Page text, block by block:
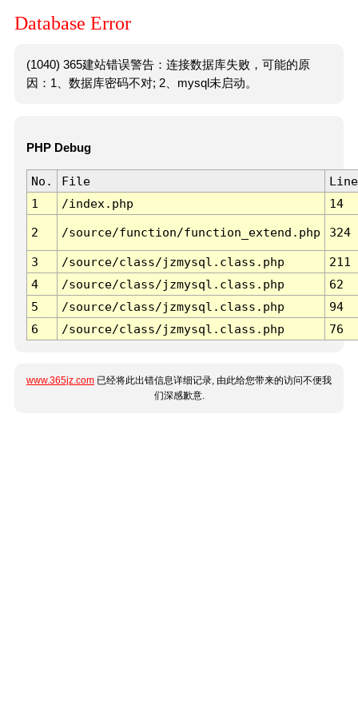
Database Error
(1040) 365建站错误警告：连接数据库失败，可能的原
因：1、数据库密码不对; 2、mysql未启动。
PHP Debug
No. File
Line
1
/index.php 14
2 /source/function/function_extend.php 324
3 /source/class/jzmysql.class.php
211
4
/source/class/jzmysql.class.php
62
5
/source/class/jzmysql.class.php
94
6
/source/class/jzmysql.class.php 76
www.365jz.com 已经将此出错信息详细记录, 由此给您带来的访问不便我
们深感歉意.